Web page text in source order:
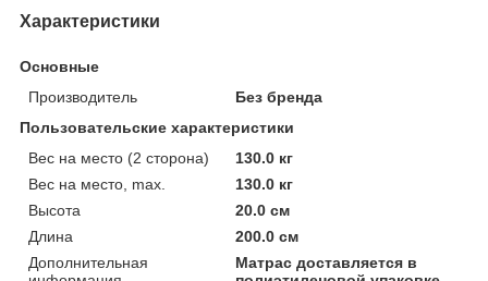
Характеристики
Основные
Производитель
Без бренда
Пользовательские характеристики
Вес на место (2 сторона)
130.0 кг
Вес на место, max.
130.0 кг
Высота
20.0 см
Длина
200.0 см
Дополнительная
Матрас доставляется в